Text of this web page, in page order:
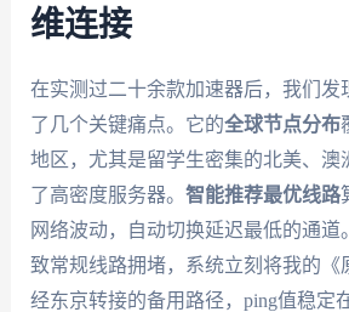
维连接
在实测过二十余款加速器后，我们发
了几个关键痛点。它的全球节点分布
地区，尤其是留学生密集的北美、澳
了高密度服务器。 智能推荐最优线路
网络波动，自动切换延迟最低的通道
致常规线路拥堵，系统立刻将我的《
经东京转接的备用路径，ping值稳定在